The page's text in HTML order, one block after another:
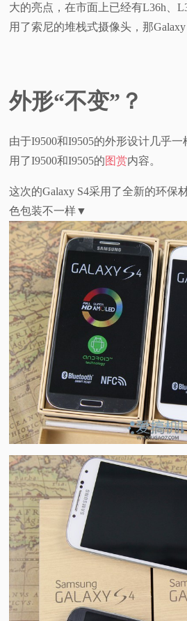
大的亮点，在市面上已经有L36h、
用了索尼的堆栈式摄像头，那
外形“不变”？
由于I9500和I9505的外形设计几乎
用了I9500和I9505的图赏内容。
这次的Galaxy S4采用了全新的环保
色包装不一样▼